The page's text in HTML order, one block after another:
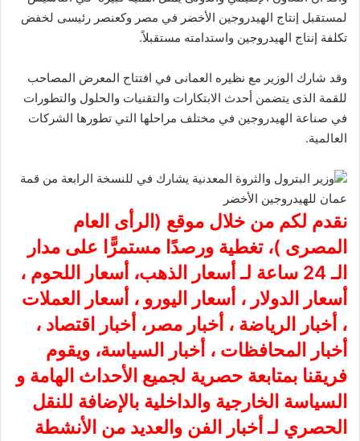
لمستقبل إنتاج الهيدروجين الأخضر في مصر وكعنصر رئيسى لخفض
تكلفة إنتاج الهيدروجين واستدامته مستقبلاً.
وقد شارك الوزير مع نظيره العمانى في افتتاح المعرض المصاحب
للقمة الذى يتضمن أحدث الابتكارات والتقنيات والحلول والتطورات
في صناعة الهيدروجين في مختلف مراحلها التي تطورها الشركات
العالمية.
وزير البترول والثروة المعدنية يشارك في للنسخة الرابعة من قمة
عمان للهيدروجين الأخضر
نقدم لكم من خلال موقع ( الرأى العام
المصرى )، تغطية ورصدًا مستمرًّا على مدار
الـ 24 ساعة لـ أسعار الذهب، أسعار اللحوم ،
أسعار الدولار ، أسعار اليورو ، أسعار العملات
، أخبار الرياضة ، أخبار مصر، أخبار اقتصاد ،
أخبار المحافظات ، أخبار السياسة، ويقوم
فريقنا بمتابعة حصرية لجميع الأحداث الهامة و
السياسة الخارجية والداخلية بالإضافة للنقل
الحصري لـ أخبار الفن والعديد من الأنشطة